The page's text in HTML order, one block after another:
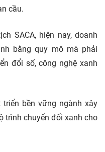
cầu.
SACA, hiện nay, doanh
bằng quy mô mà phải
đổi số, công nghệ xanh
bền vững ngành xây
trình chuyển đổi xanh cho